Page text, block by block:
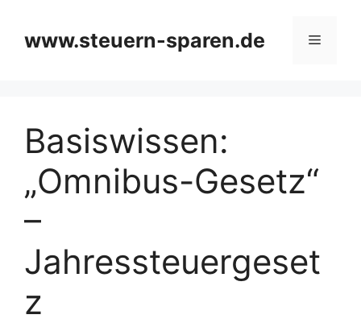
springen
www.steuern-sparen.de Menü
Basiswissen:
„Omnibus-Gesetz“
–
Jahressteuergeset
z